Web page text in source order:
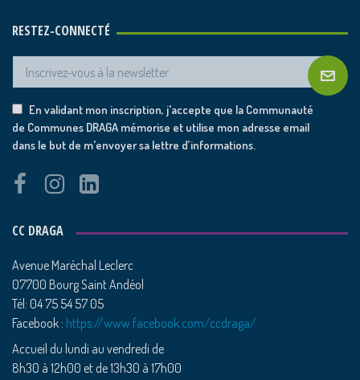
RESTEZ-CONNECTÉ
En validant mon inscription, j'accepte que la Communauté
de Communes DRAGA mémorise et utilise mon adresse email
dans le but de m'envoyer sa lettre d’informations.
CC DRAGA
Avenue Maréchal Leclerc
07700 Bourg Saint Andéol
Tél: 04 75 54 57 05
Facebook : https://www.facebook.com/ccdraga/
Accueil du lundi au vendredi de
8h30 à 12h00 et de 13h30 à 17h00